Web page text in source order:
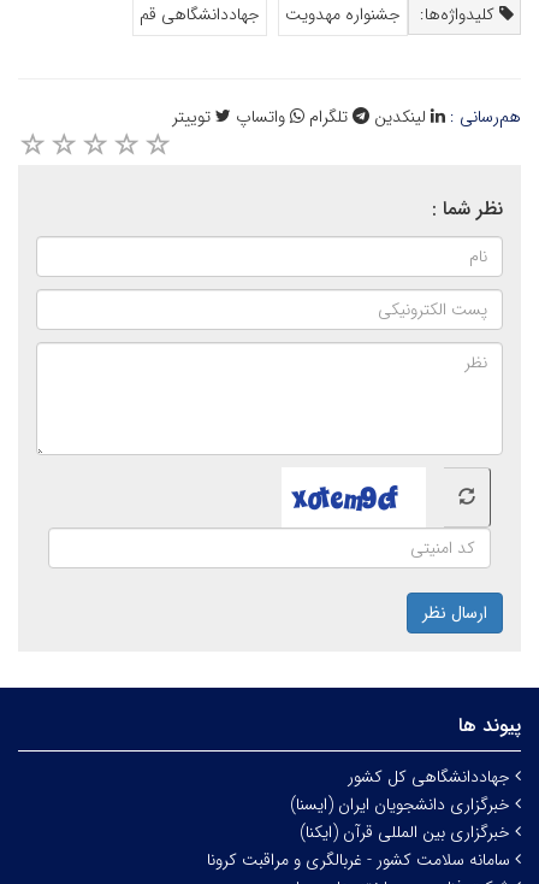
کلیدواژه‌ها: جشنواره مهدویت جهاددانشگاهی قم
هم‌رسانی : لینکدین تلگرام واتساپ توییتر
نظر شما :
ارسال نظر
پیوند ها
جهاددانشگاهی کل کشور
خبرگزاری دانشجویان ایران (ایسنا)
خبرگزاری بین المللی قرآن (ایکنا)
سامانه سلامت کشور - غربالگری و مراقبت کرونا